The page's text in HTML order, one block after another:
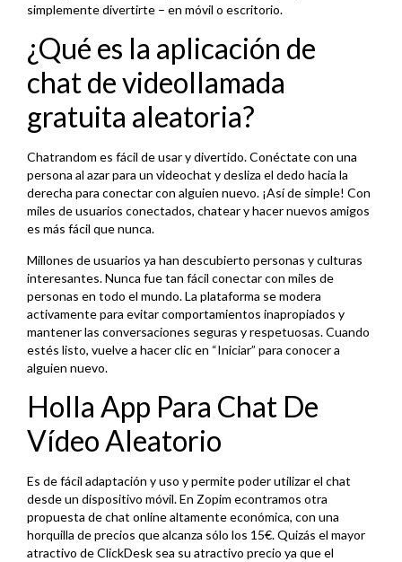
simplemente divertirte – en móvil o escritorio.
¿Qué es la aplicación de
chat de videollamada
gratuita aleatoria?
Chatrandom es fácil de usar y divertido. Conéctate con una
persona al azar para un videochat y desliza el dedo hacia la
derecha para conectar con alguien nuevo. ¡Así de simple! Con
miles de usuarios conectados, chatear y hacer nuevos amigos
es más fácil que nunca.
Millones de usuarios ya han descubierto personas y culturas
interesantes. Nunca fue tan fácil conectar con miles de
personas en todo el mundo. La plataforma se modera
activamente para evitar comportamientos inapropiados y
mantener las conversaciones seguras y respetuosas. Cuando
estés listo, vuelve a hacer clic en “Iniciar” para conocer a
alguien nuevo.
Holla App Para Chat De
Vídeo Aleatorio
Es de fácil adaptación y uso y permite poder utilizar el chat
desde un dispositivo móvil. En Zopim econtramos otra
propuesta de chat online altamente económica, con una
horquilla de precios que alcanza sólo los 15€. Quizás el mayor
atractivo de ClickDesk sea su atractivo precio ya que el